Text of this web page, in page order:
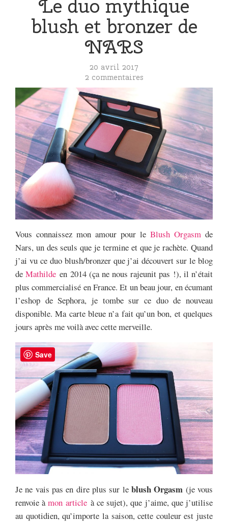
Le duo mythique
blush et bronzer de
NARS
20 avril 2017
2 commentaires
Vous connaissez mon amour pour le Blush Orgasm de
Nars, un des seuls que je termine et que je rachète. Quand
j’ai vu ce duo blush/bronzer que j’ai découvert sur le blog
deMathilde en 2014 (ça ne nous rajeunit pas !), il n’était
plus commercialisé en France.Et un beau jour, en écumant
l’eshop de Sephora, je tombe sur ce duo de nouveau
disponible. Ma carte bleue n’a fait qu’un bon, et quelques
jours après me voilà avec cette merveille.
Je ne vais pas en dire plus sur le blush Orgasm (je vous
renvoie àmon articleà ce sujet), que j’aime, que j’utilise
au quotidien, qu’importe la saison, cette couleur est juste
Save